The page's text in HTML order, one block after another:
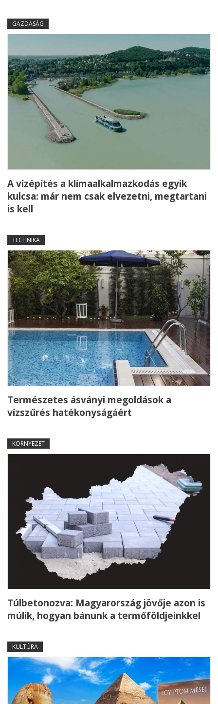
GAZDASÁG
A vízépítés a klímaalkalmazkodás egyik
kulcsa: már nem csak elvezetni, megtartani
is kell
TECHNIKA
Természetes ásványi megoldások a
vízszűrés hatékonyságáért
KÖRNYEZET
Túlbetonozva: Magyarország jövője azon is
múlik, hogyan bánunk a termőföldjeinkkel
KULTÚRA